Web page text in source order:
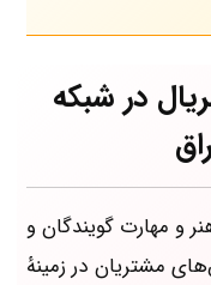
در شبکه
و مهارت گویندگان و
مشتریان در زمینهٔ